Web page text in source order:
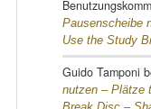
Pausenscheibe
Use the Study
Guido Tamponi
nutzen – Plätze